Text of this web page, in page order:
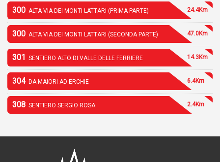
300 ALTA VIA DEI MONTI LATTARI (PRIMA PARTE) 24.4Km
300 ALTA VIA DEI MONTI LATTARI (SECONDA PARTE) 47.0Km
301 SENTIERO ALTO DI VALLE DELLE FERRIERE 14.3Km
304 DA MAIORI AD ERCHIE 6.4Km
308 SENTIERO SERGIO ROSA 2.4Km